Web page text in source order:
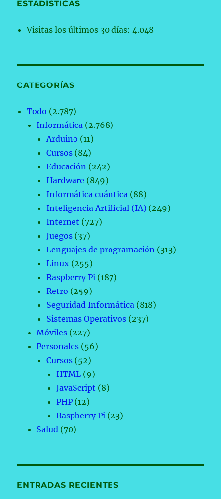
ESTADÍSTICAS
Visitas los últimos 30 días:4.048
CATEGORÍAS
Todo (2.787)
Informática (2.768)
Arduino (11)
Cursos (84)
Educación (242)
Hardware (849)
Informática cuántica (88)
Inteligencia Artificial (IA) (249)
Internet (727)
Juegos (37)
Lenguajes de programación (313)
Linux (255)
Raspberry Pi (187)
Retro (259)
Seguridad Informática (818)
Sistemas Operativos (237)
Móviles (227)
Personales (56)
Cursos (52)
HTML (9)
JavaScript (8)
PHP (12)
Raspberry Pi (23)
Salud (70)
ENTRADAS RECIENTES